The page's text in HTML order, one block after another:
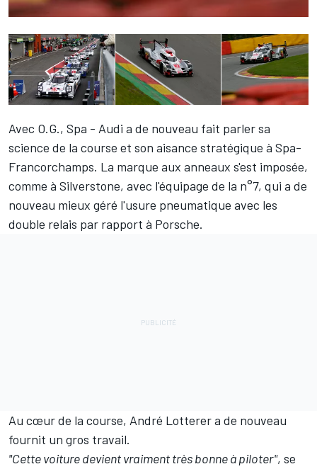
Avec O.G., Spa - Audi a de nouveau fait parler sa
science de la course et son aisance stratégique à Spa-
Francorchamps. La marque aux anneaux s'est imposée,
comme à Silverstone, avec l'équipage de la n°7, qui a de
nouveau mieux géré l'usure pneumatique avec les
double relais par rapport à Porsche.
Au cœur de la course, André Lotterer a de nouveau
fournit un gros travail.
"Cette voiture devient vraiment très bonne à piloter", se